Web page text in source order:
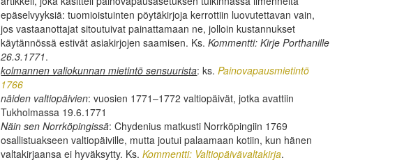
epäselvyyksiä: tuomioistuinten pöytäkirjoja kerrottiin luovutettavan vain,
jos vastaanottajat sitoutuivat painattamaan ne, jolloin kustannukset
käytännössä estivät asiakirjojen saamisen. Ks.Kommentti: Kirje Porthanille
26.3.1771.
kolmannen valiokunnan mietintö sensuurista: ks.Painovapausmietintö
1766
näiden valtiopäivien: vuosien 1771–1772 valtiopäivät, jotka avattiin
Tukholmassa 19.6.1771
Näin sen Norrköpingissä: Chydenius matkusti Norrköpingiin 1769
osallistuakseen valtiopäiville, mutta joutui palaamaan kotiin, kun hänen
valtakirjaansa ei hyväksytty. Ks.Kommentti: Valtiopäivävaltakirja.